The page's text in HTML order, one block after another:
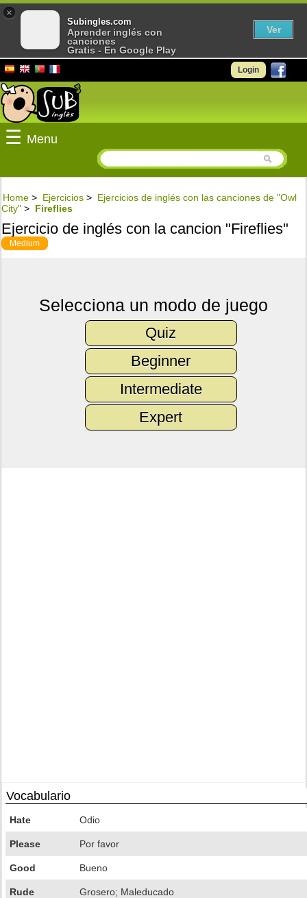
Login
☰ Menu
Home > Ejercicios > Ejercicios de inglés con las canciones de "Owl
City" > Fireflies
Ejercicio de inglés con la cancion "Fireflies"
Medium
Selecciona un modo de juego
Quiz
Beginner
Intermediate
Expert
Vocabulario
Hate Odio
Please Por favor
Good Bueno
Rude Grosero; Maleducado
×
Subingles.com
Aprender inglés con
canciones
Gratis - En Google Play
Ver